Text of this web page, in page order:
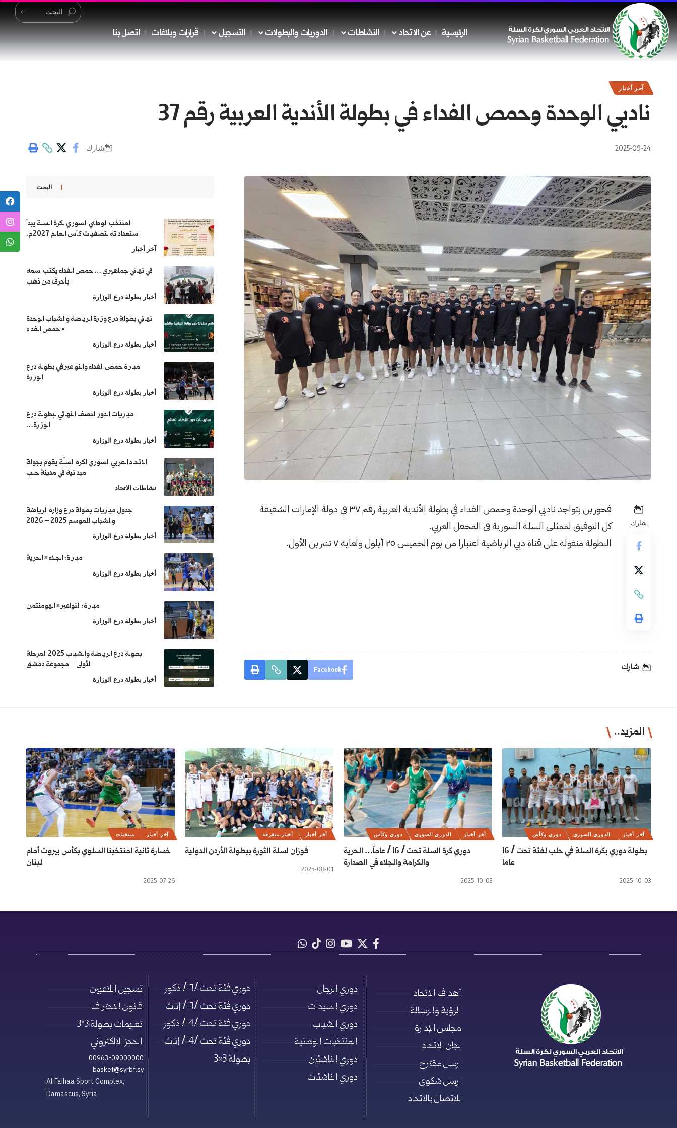
الرئيسية عن الاتحاد النشاطات الدوريات والبطولات التسجيل قرارات وبلاغات اتصل بنا
آخر أخبار
ناديي الوحدة وحمص الفداء في بطولة الأندية العربية رقم 37
2025-09-24 شارك
شارك
فخورين بتواجد ناديي الوحدة وحمص الفداء في بطولة الأندية العربية رقم ٣٧ في دولة الإمارات الشقيقة
كل التوفيق لممثلي السلة السورية في المحفل العربي.
البطولة منقولة على قناة دبي الرياضية اعتبارا من يوم الخميس ٢٥ أيلول ولغاية ٧ تشرين الأول.
شارك Facebook
البحث
المنتخب الوطني السوري لكرة السلة يبدأ
استعداداته لتصفيات كأس العالم 2027م.
آخر أخبار
في نهائي جماهيري … حمص الفداء يكتب اسمه
بأحرف من ذهب
أخبار بطولة درع الوزارة
نهائي بطولة درع وزارة الرياضة والشباب الوحدة
× حمص الفداء
أخبار بطولة درع الوزارة
مباراة حمص الفداء والنواعير في بطولة درع
الوزارة
أخبار بطولة درع الوزارة
مباريات الدور النصف النهائي لبطولة درع
الوزارة…
أخبار بطولة درع الوزارة
الاتحاد العربي السوري لكرة السلّة يقوم بجولة
ميدانية في مدينة حلب
نشاطات الاتحاد
جدول مباريات بطولة درع وزارة الرياضة
والشباب للموسم 2025 – 2026
أخبار بطولة درع الوزارة
مباراة: الجلاء × الحرية
أخبار بطولة درع الوزارة
مباراة: النواعير × الهومنتمن
أخبار بطولة درع الوزارة
بطولة درع الرياضة والشباب 2025 المرحلة
الأولى – مجموعة دمشق
أخبار بطولة درع الوزارة
المزيد..
آخر أخبار الدوري السوري دوري وكأس
بطولة دوري بكرة السلة في حلب لفئة تحت / 16
عاماً
2025-10-03
آخر أخبار الدوري السوري دوري وكأس
دوري كرة السلة تحت / 16 / عاماً… الحرية
والكرامة والجلاء في الصدارة
2025-10-03
آخر أخبار أخبار متفرقة
فوزان لسلة الثورة ببطولة الأردن الدولية
2025-08-01
آخر أخبار منتخبات
خسارة ثانية لمنتخبنا السلوي بكأس بيروت أمام
لبنان
2025-07-26
أهداف الاتحاد
الرؤية والرسالة
مجلس الإدارة
لجان الاتحاد
ارسل مقترح
ارسل شكوى
للاتصال بالاتحاد
دوري الرجال
دوري السيدات
دوري الشباب
المنتخبات الوطنية
دوري الناشئين
دوري الناشئات
دوري فئة تحت /١٦/ ذكور
دوري فئة تحت /١٦/ إناث
دوري فئة تحت /١4/ ذكور
دوري فئة تحت /١4/ إناث
بطولة 3×3
تسجيل اللاعبين
قانون الاحتراف
تعليمات بطولة 3*3
الحجز الالكتروني
00963-09000000
basket@syrbf.sy
Al Faihaa Sport Complex,
Damascus, Syria